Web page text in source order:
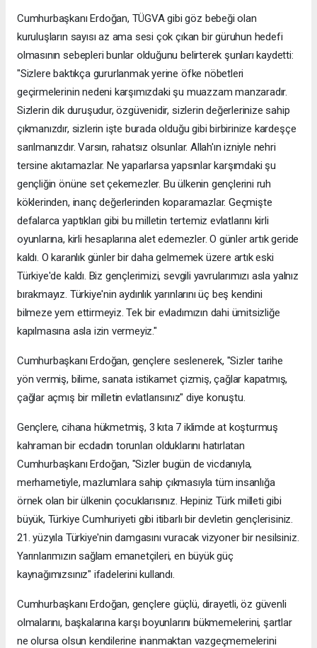
Cumhurbaşkanı Erdoğan, TÜGVA gibi göz bebeği olan
kuruluşların sayısı az ama sesi çok çıkan bir güruhun hedefi
olmasının sebepleri bunlar olduğunu belirterek şunları kaydetti:
"Sizlere baktıkça gururlanmak yerine öfke nöbetleri
geçirmelerinin nedeni karşımızdaki şu muazzam manzaradır.
Sizlerin dik duruşudur, özgüvenidir, sizlerin değerlerinize sahip
çıkmanızdır, sizlerin işte burada olduğu gibi birbirinize kardeşçe
sarılmanızdır. Varsın, rahatsız olsunlar. Allah'ın izniyle nehri
tersine akıtamazlar. Ne yaparlarsa yapsınlar karşımdaki şu
gençliğin önüne set çekemezler. Bu ülkenin gençlerini ruh
köklerinden, inanç değerlerinden koparamazlar. Geçmişte
defalarca yaptıkları gibi bu milletin tertemiz evlatlarını kirli
oyunlarına, kirli hesaplarına alet edemezler. O günler artık geride
kaldı. O karanlık günler bir daha gelmemek üzere artık eski
Türkiye'de kaldı. Biz gençlerimizi, sevgili yavrularımızı asla yalnız
bırakmayız. Türkiye'nin aydınlık yarınlarını üç beş kendini
bilmeze yem ettirmeyiz. Tek bir evladımızın dahi ümitsizliğe
kapılmasına asla izin vermeyiz."
Cumhurbaşkanı Erdoğan, gençlere seslenerek, "Sizler tarihe
yön vermiş, bilime, sanata istikamet çizmiş, çağlar kapatmış,
çağlar açmış bir milletin evlatlarısınız" diye konuştu.
Gençlere, cihana hükmetmiş, 3 kıta 7 iklimde at koşturmuş
kahraman bir ecdadın torunları olduklarını hatırlatan
Cumhurbaşkanı Erdoğan, "Sizler bugün de vicdanıyla,
merhametiyle, mazlumlara sahip çıkmasıyla tüm insanlığa
örnek olan bir ülkenin çocuklarısınız. Hepiniz Türk milleti gibi
büyük, Türkiye Cumhuriyeti gibi itibarlı bir devletin gençlerisiniz.
21. yüzyıla Türkiye'nin damgasını vuracak vizyoner bir nesilsiniz.
Yarınlarımızın sağlam emanetçileri, en büyük güç
kaynağımızsınız" ifadelerini kullandı.
Cumhurbaşkanı Erdoğan, gençlere güçlü, dirayetli, öz güvenli
olmalarını, başkalarına karşı boyunlarını bükmemelerini, şartlar
ne olursa olsun kendilerine inanmaktan vazgeçmemelerini